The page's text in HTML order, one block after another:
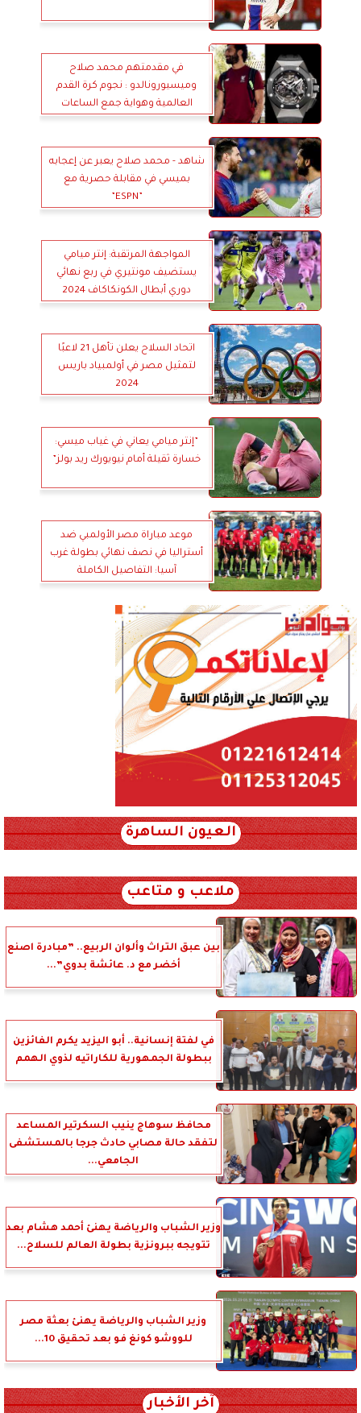
في مقدمتهم محمد صلاح
وميسيورونالدو : نجوم كرة القدم
العالمية وهواية جمع الساعات
شاهد - محمد صلاح يعبر عن إعجابه
بميسي في مقابلة حصرية مع
”ESPN”
المواجهة المرتقبة: إنتر ميامي
يستضيف مونتيري في ربع نهائي
دوري أبطال الكونكاكاف 2024
اتحاد السلاح يعلن تأهل 21 لاعبًا
لتمثيل مصر في أولمبياد باريس
2024
”إنتر ميامي يعاني في غياب ميسي:
خسارة ثقيلة أمام نيويورك ريد بولز”
موعد مباراة مصر الأولمبي ضد
أستراليا في نصف نهائي بطولة غرب
آسيا: التفاصيل الكاملة
العيون الساهرة
ملاعب و متاعب
بين عبق التراث وألوان الربيع.. ”مبادرة اصنع
أخضر مع د. عائشة بدوي”...
في لفتة إنسانية.. أبو اليزيد يكرم الفائزين
ببطولة الجمهورية للكاراتيه لذوي الهمم
محافظ سوهاج ينيب السكرتير المساعد
لتفقد حالة مصابي حادث جرجا بالمستشفى
الجامعي...
وزير الشباب والرياضة يهنئ أحمد هشام بعد
تتويجه ببرونزية بطولة العالم للسلاح...
وزير الشباب والرياضة يهنئ بعثة مصر
للووشو كونغ فو بعد تحقيق 10...
آخر الأخبار